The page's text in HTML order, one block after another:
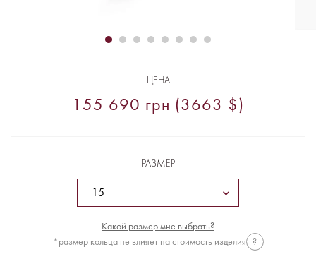
ЦЕНА
155 690 грн (3663 $)
РАЗМЕР
Какой размер мне выбрать?
*размер кольца не влияет на стоимость изделия
?